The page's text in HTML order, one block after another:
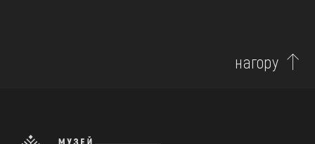
нагору